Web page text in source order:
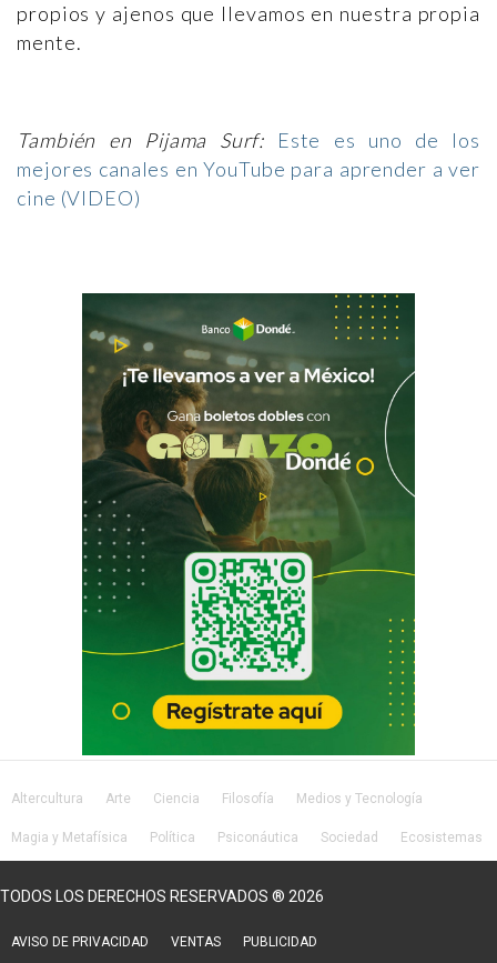
propios y ajenos que llevamos en nuestra propia
mente.
También en Pijama Surf:
Este es uno de los
mejores canales en YouTube para aprender a ver
cine (VIDEO)
Altercultura Arte Ciencia Filosofía Medios y Tecnología
Magia y Metafísica Política Psiconáutica Sociedad Ecosistemas
TODOS LOS DERECHOS RESERVADOS ® 2026
AVISO DE PRIVACIDAD VENTAS PUBLICIDAD